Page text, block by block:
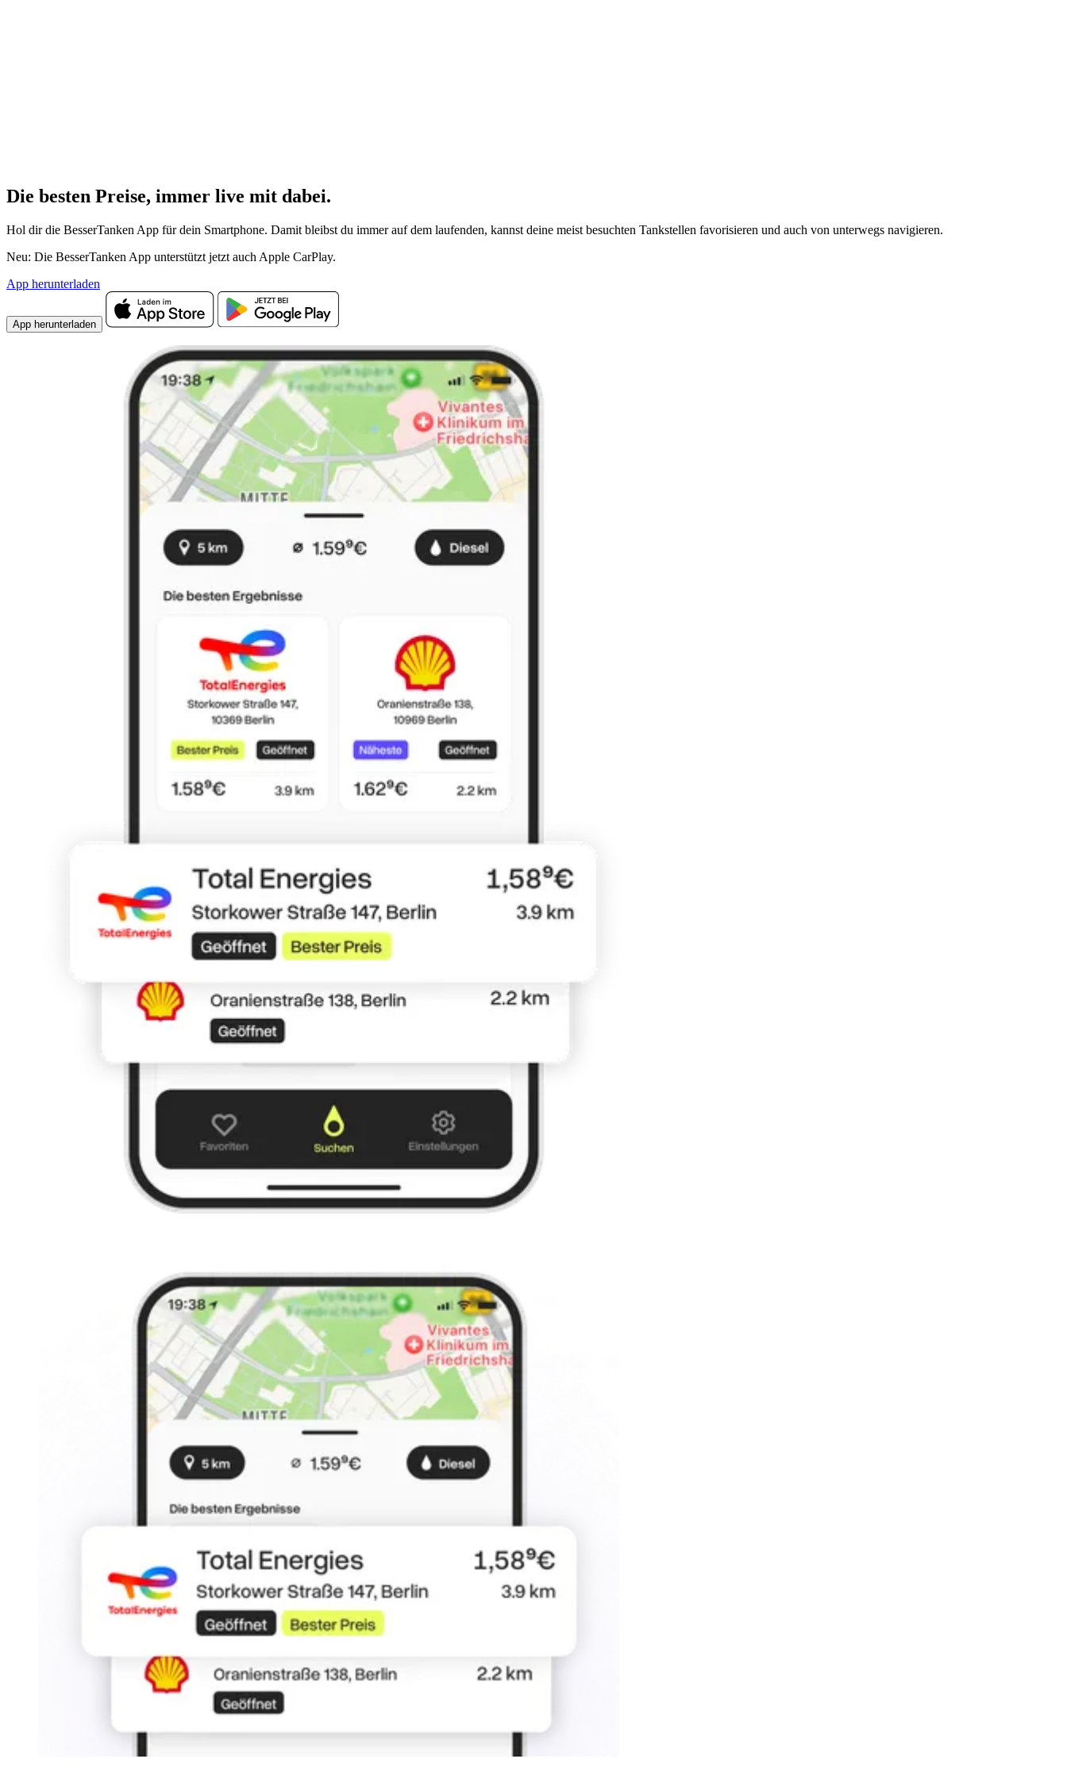
Die besten Preise, immer live mit dabei.
Hol dir die BesserTanken App für dein Smartphone. Damit bleibst du immer auf dem laufenden, kannst deine meist besuchten Tankstellen favorisieren und auch von unterwegs navigieren.
Neu: Die BesserTanken App unterstützt jetzt auch Apple CarPlay.
App herunterladen
App herunterladen